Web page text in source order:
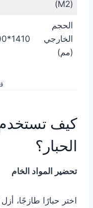
(M2)
الحجم
الخارجي
(مم)
1410*1200*2140
كيف
الحبار؟
تحضير المواد الخام
اختر حبارًا طازجًا،